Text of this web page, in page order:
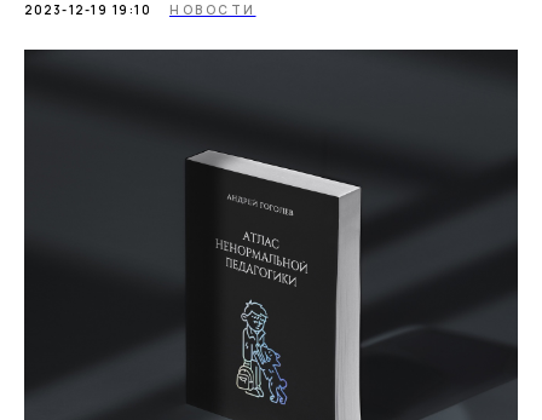
2023-12-19 19:10 НОВОСТИ